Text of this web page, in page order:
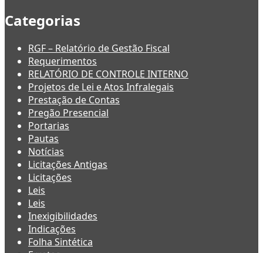
Categorias
RGF – Relatório de Gestão Fiscal
Requerimentos
RELATÓRIO DE CONTROLE INTERNO
Projetos de Lei e Atos Infralegais
Prestação de Contas
Pregão Presencial
Portarias
Pautas
Notícias
Licitações Antigas
Licitações
Leis
Leis
Inexigibilidades
Indicações
Folha Sintética